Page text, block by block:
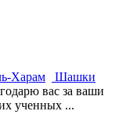
Харам
Шашки
вас за ваши
ученных ...